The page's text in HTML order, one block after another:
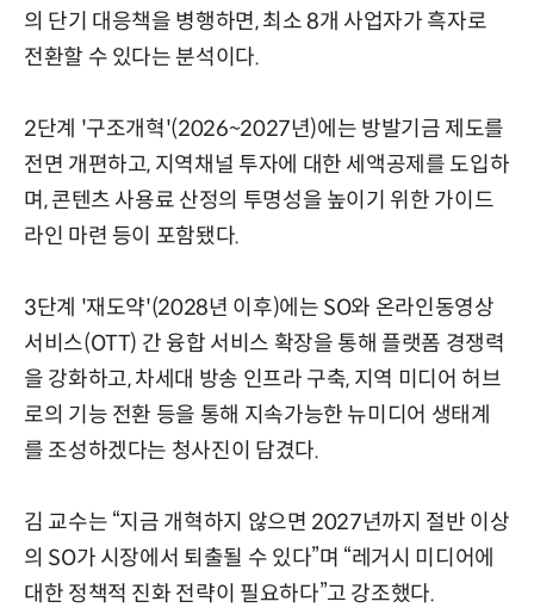
의 단기 대응책을 병행하면, 최소 8개 사업자가 흑자로
전환할 수 있다는 분석이다.
2단계 '구조개혁'(2026~2027년)에는 방발기금 제도를
전면 개편하고, 지역채널 투자에 대한 세액공제를 도입하
며, 콘텐츠 사용료 산정의 투명성을 높이기 위한 가이드
라인 마련 등이 포함됐다.
3단계 '재도약'(2028년 이후)에는 SO와 온라인동영상
서비스(OTT) 간 융합 서비스 확장을 통해 플랫폼 경쟁력
을 강화하고, 차세대 방송 인프라 구축, 지역 미디어 허브
로의 기능 전환 등을 통해 지속가능한 뉴미디어 생태계
를 조성하겠다는 청사진이 담겼다.
김 교수는 “지금 개혁하지 않으면 2027년까지 절반 이상
의 SO가 시장에서 퇴출될 수 있다”며 “레거시 미디어에
대한 정책적 진화 전략이 필요하다”고 강조했다.